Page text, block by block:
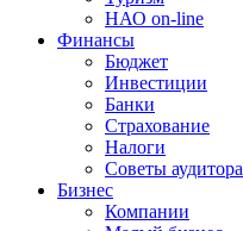
НАО on-line
Финансы
Бюджет
Инвестиции
Банки
Страхование
Налоги
Советы аудитора
Бизнес
Компании